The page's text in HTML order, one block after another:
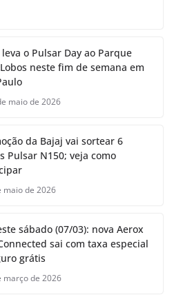
leva o Pulsar Day ao Parque
neste fim de semana em
maio de 2026
da Bajaj vai sortear 6
Pulsar N150; veja como
maio de 2026
sábado (07/03): nova Aerox
sai com taxa especial
grátis
março de 2026